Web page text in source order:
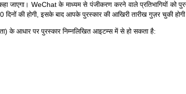
जाएगा। WeChat के माध्यम से पंजीकरण करने वाले प्रतिभागियों
की होगी, इसके बाद आपके पुरस्कार की आखिरी तारीख गुज़र चुकी
के आधार पर पुरस्कार निम्नलिखित आइटम्स में से हो सकता है: